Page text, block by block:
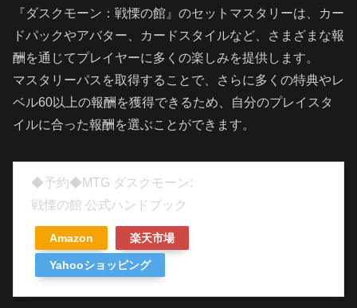
『ダスクモーン：戦慄の館』のセットマスタリーは、カー
ドパックやアバター、カードスタイルなど、さまざまな報
酬を通じてプレイヤーに多くの楽しみを提供します。
マスタリーパスを取得することで、さらに多くの特典やレ
ベル60以上の報酬を獲得できるため、自分のプレイスタ
イルに合った報酬を選ぶことができます。
◆予約◆MTG ダスクモーン:
戦慄の館 公式ハンドブック
Amazon 楽天市場
Yahooショッピング